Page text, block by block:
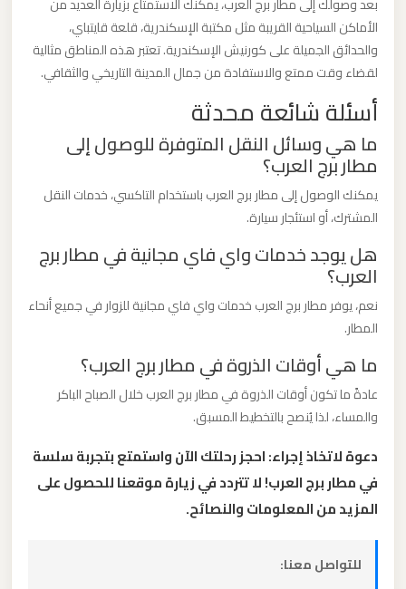
الأماكن السياحية القريبة مثل مكتبة الإسكندرية، قلعة قايتباي،
والحدائق الجميلة على كورنيش الإسكندرية. تعتبر هذه المناطق مثالية
لقضاء وقت ممتع والاستفادة من جمال المدينة التاريخي والثقافي.
أسئلة شائعة محدثة
ما هي وسائل النقل المتوفرة للوصول إلى
مطار برج العرب؟
يمكنك الوصول إلى مطار برج العرب باستخدام التاكسي، خدمات النقل
المشترك، أو استئجار سيارة.
هل يوجد خدمات واي فاي مجانية في مطار برج
العرب؟
نعم، يوفر مطار برج العرب خدمات واي فاي مجانية للزوار في جميع أنحاء
المطار.
ما هي أوقات الذروة في مطار برج العرب؟
عادةً ما تكون أوقات الذروة في مطار برج العرب خلال الصباح الباكر
والمساء، لذا يُنصح بالتخطيط المسبق.
دعوة لاتخاذ إجراء: احجز رحلتك الآن واستمتع بتجربة سلسة
في مطار برج العرب! لا تتردد في زيارة موقعنا للحصول على
المزيد من المعلومات والنصائح.
للتواصل معنا:
العرب
والإسكندرية
ليموزين
العرب
مرسي
مطروح
ليموزين
العرب
الدولي
ليموزين
مطار
العرب
الاسكندرية